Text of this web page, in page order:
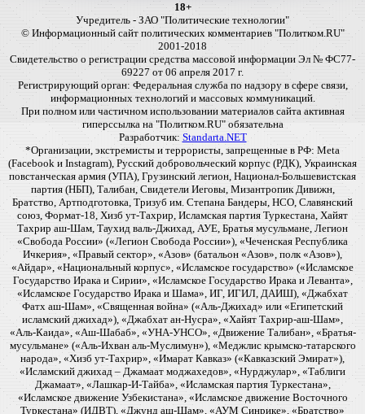
18+
Учредитель - ЗАО "Политические технологии"
© Информационный сайт политических комментариев "Политком.RU"
2001-2018
Свидетельство о регистрации средства массовой информации Эл № ФС77-
69227 от 06 апреля 2017 г.
Регистрирующий орган: Федеральная служба по надзору в сфере связи,
информационных технологий и массовых коммуникаций.
При полном или частичном использовании материалов сайта активная
гиперссылка на "Политком.RU" обязательна
Разработчик: Standarta.NET
*Организации, экстремисты и террористы, запрещенные в РФ: Meta
(Facebook и Instagram), Русский добровольческий корпус (РДК), Украинская
повстанческая армия (УПА), Грузинский легион, Национал-Большевистская
партия (НБП), Талибан, Свидетели Иеговы, Мизантропик Дивижн,
Братство, Артподготовка, Тризуб им. Степана Бандеры, НСО, Славянский
союз, Формат-18, Хизб ут-Тахрир, Исламская партия Туркестана, Хайят
Тахрир аш-Шам, Таухид валь-Джихад, АУЕ, Братья мусульмане, Легион
«Свобода России» («Легион Свобода России»), «Чеченская Республика
Ичкерия», «Правый сектор», «Азов» (батальон «Азов», полк «Азов»),
«Айдар», «Национальный корпус», «Исламское государство» («Исламское
Государство Ирака и Сирии», «Исламское Государство Ирака и Леванта»,
«Исламское Государство Ирака и Шама», ИГ, ИГИЛ, ДАИШ), «Джабхат
Фатх аш-Шам», «Священная война» («Аль-Джихад» или «Египетский
исламский джихад»), «Джабхат ан-Нусра», «Хайят Тахрир-аш-Шам»,
«Аль-Каида», «Аш-Шабаб», «УНА-УНСО», «Движение Талибан», «Братья-
мусульмане» («Аль-Ихван аль-Муслимун»), «Меджлис крымско-татарского
народа», «Хизб ут-Тахрир», «Имарат Кавказ» («Кавказский Эмират»),
«Исламский джихад – Джамаат моджахедов», «Нурджулар», «Таблиги
Джамаат», «Лашкар-И-Тайба», «Исламская партия Туркестана»,
«Исламское движение Узбекистана», «Исламское движение Восточного
Туркестана» (ИДВТ), «Джунд аш-Шам», «АУМ Синрике», «Братство»